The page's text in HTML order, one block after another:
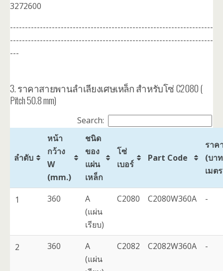
3272600
--------------------------------------------------------------------
--------------------------------------------------------------------
---
3. ราคาสายพานลำเลียงเศษเหล็ก สำหรับโซ่ C2080 (
Pitch 50.8 mm)
Search:
ลำดับ
หน้า
กว้าง
W
(mm.)
ชนิด
ของ
แผ่น
เหล็ก
โซ่
เบอร์
Part Code
ราค
(บา
เมต
1 360
A
(แผ่น
เรียบ)
C2080 C2080W360A -
2 360
A
(แผ่น
C2082 C2082W360A -